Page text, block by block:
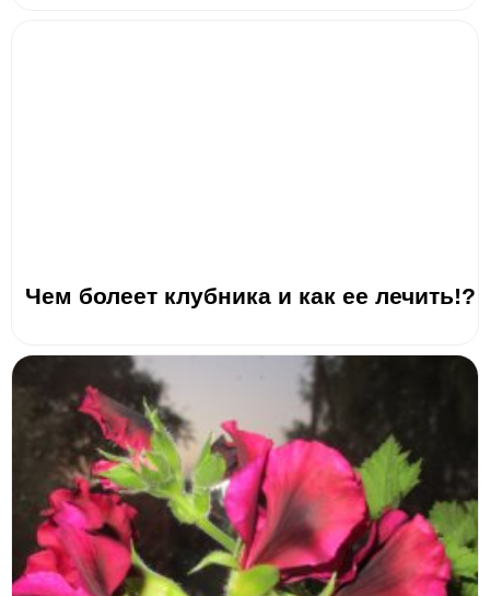
Чем болеет клубника и как ее лечить!?